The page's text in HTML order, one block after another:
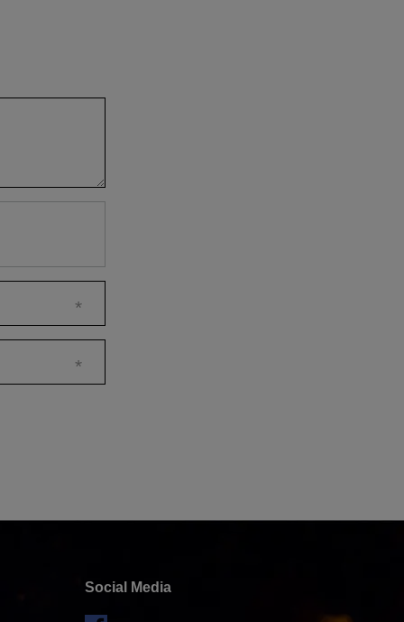
Social Media